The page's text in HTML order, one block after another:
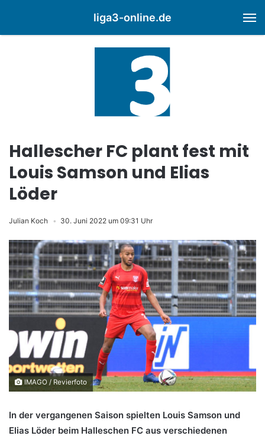
liga3-online.de
Hallescher FC plant fest mit
Louis Samson und Elias
Löder
Julian Koch 30. Juni 2022 um 09:31 Uhr
IMAGO / Revierfoto
In der vergangenen Saison spielten Louis Samson und
Elias Löder beim Halleschen FC aus verschiedenen